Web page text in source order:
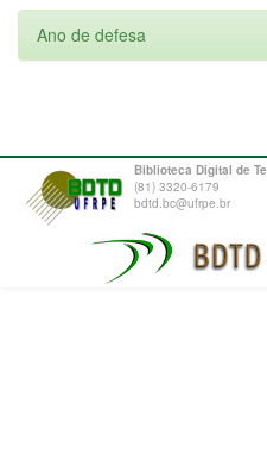
Ano de defesa
Biblioteca Digital de
(81) 3320-6179
bdtd.bc@ufrpe.br